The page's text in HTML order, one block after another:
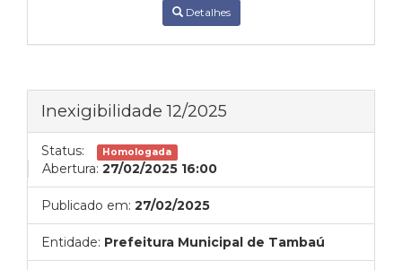
Detalhes
Inexigibilidade 12/2025
Status: Homologada
Abertura: 27/02/2025 16:00
Publicado em: 27/02/2025
Entidade: Prefeitura Municipal de Tambaú